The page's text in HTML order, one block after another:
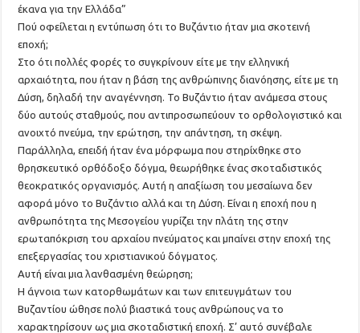
έκανα για την Ελλάδα”
Πού οφείλεται η εντύπωση ότι το Βυζάντιο ήταν μια σκοτεινή
εποχή;
Στο ότι πολλές φορές το συγκρίνουν είτε με την ελληνική
αρχαιότητα, που ήταν η βάση της ανθρώπινης διανόησης, είτε με τη
Δύση, δηλαδή την αναγέννηση. Το Βυζάντιο ήταν ανάμεσα στους
δύο αυτούς σταθμούς, που αντιπροσωπεύουν το ορθολογιστικό και
ανοιχτό πνεύμα, την ερώτηση, την απάντηση, τη σκέψη.
Παράλληλα, επειδή ήταν ένα μόρφωμα που στηρίχθηκε στο
θρησκευτικό ορθόδοξο δόγμα, θεωρήθηκε ένας σκοταδιστικός
θεοκρατικός οργανισμός. Αυτή η απαξίωση του μεσαίωνα δεν
αφορά μόνο το Βυζάντιο αλλά και τη Δύση. Είναι η εποχή που η
ανθρωπότητα της Μεσογείου γυρίζει την πλάτη της στην
ερωταπόκριση του αρχαίου πνεύματος και μπαίνει στην εποχή της
επεξεργασίας του χριστιανικού δόγματος.
Αυτή είναι μια λανθασμένη θεώρηση;
Η άγνοια των κατορθωμάτων και των επιτευγμάτων του
Βυζαντίου ώθησε πολύ βιαστικά τους ανθρώπους να το
χαρακτηρίσουν ως μια σκοταδιστική εποχή. Σ’ αυτό συνέβαλε